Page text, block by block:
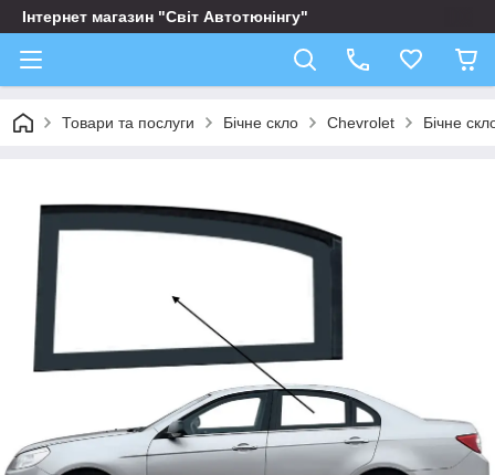
Інтернет магазин "Світ Автотюнінгу"
Товари та послуги Бічне скло Chevrolet Бічне